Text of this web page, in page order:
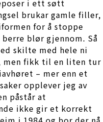
i ett søtt
brukar gamle filler,
for å stoppe
blør gjennom. Så
skilte med hele ni
men fikk til en liten tur
– mer enn et
opplever jeg av
påstår at
ikke gir et korrekt